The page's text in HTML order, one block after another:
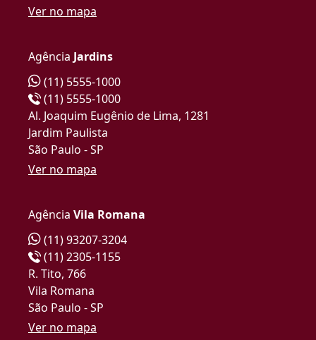
Ver no mapa
Agência Jardins
(11) 5555-1000
(11) 5555-1000
Al. Joaquim Eugênio de Lima, 1281
Jardim Paulista
São Paulo - SP
Ver no mapa
Agência Vila Romana
(11) 93207-3204
(11) 2305-1155
R. Tito, 766
Vila Romana
São Paulo - SP
Ver no mapa